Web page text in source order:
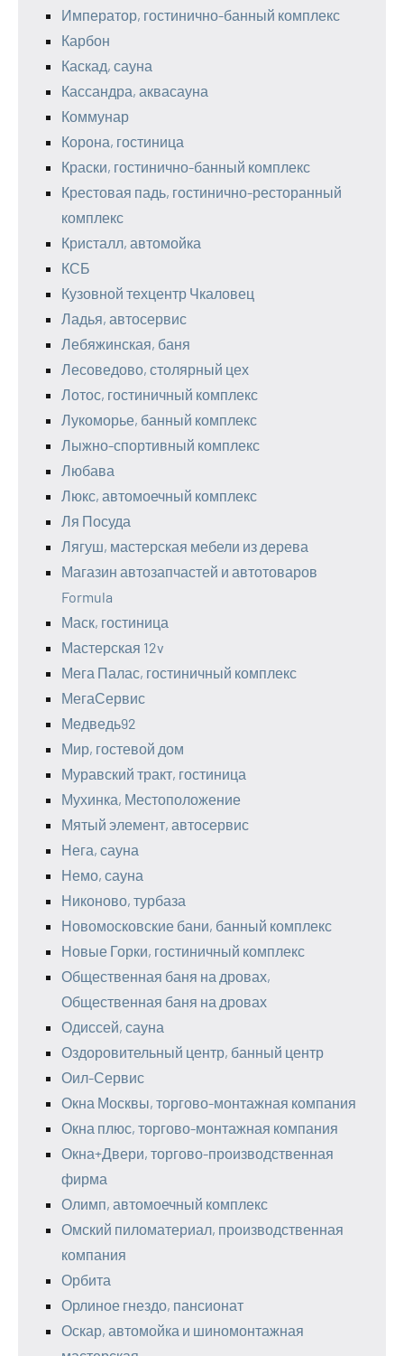
Император, гостинично-банный комплекс
Карбон
Каскад, сауна
Кассандра, аквасауна
Коммунар
Корона, гостиница
Краски, гостинично-банный комплекс
Крестовая падь, гостинично-ресторанный
комплекс
Кристалл, автомойка
КСБ
Кузовной техцентр Чкаловец
Ладья, автосервис
Лебяжинская, баня
Лесоведово, столярный цех
Лотос, гостиничный комплекс
Лукоморье, банный комплекс
Лыжно-спортивный комплекс
Любава
Люкс, автомоечный комплекс
Ля Посуда
Лягуш, мастерская мебели из дерева
Магазин автозапчастей и автотоваров
Formula
Маск, гостиница
Мастерская 12v
Мега Палас, гостиничный комплекс
МегаСервис
Медведь92
Мир, гостевой дом
Муравский тракт, гостиница
Мухинка, Местоположение
Мятый элемент, автосервис
Нега, сауна
Немо, сауна
Никоново, турбаза
Новомосковские бани, банный комплекс
Новые Горки, гостиничный комплекс
Общественная баня на дровах,
Общественная баня на дровах
Одиссей, сауна
Оздоровительный центр, банный центр
Оил-Сервис
Окна Москвы, торгово-монтажная компания
Окна плюс, торгово-монтажная компания
Окна+Двери, торгово-производственная
фирма
Олимп, автомоечный комплекс
Омский пиломатериал, производственная
компания
Орбита
Орлиное гнездо, пансионат
Оскар, автомойка и шиномонтажная